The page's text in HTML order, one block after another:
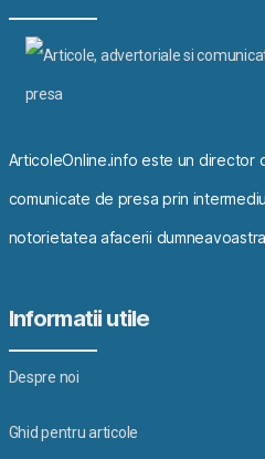
ArticoleOnline.info este un director
comunicate de presa prin
notorietatea afacerii
Informatii utile
Despre noi
Ghid pentru articole